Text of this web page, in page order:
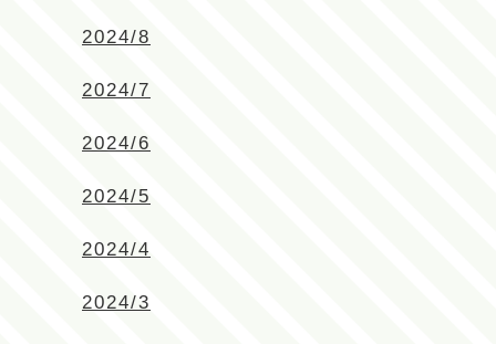
2024/8
2024/7
2024/6
2024/5
2024/4
2024/3